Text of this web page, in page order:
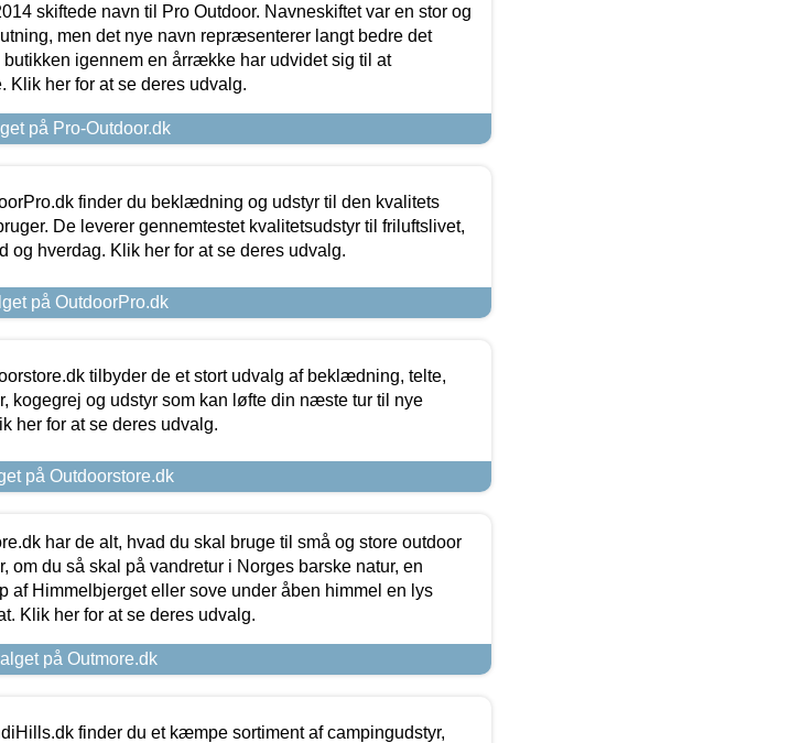
skiftede navn til Pro Outdoor. Navneskiftet var en stor og
men det nye navn repræsenterer langt bedre det
butikken igennem en årrække har udvidet sig til at
Klik her for at se deres udvalg.
på Pro-Outdoor.dk
finder du beklædning og udstyr til den kvalitets
De leverer gennemtestet kvalitetsudstyr til friluftslivet,
og hverdag. Klik her for at se deres udvalg.
på OutdoorPro.dk
tilbyder de et stort udvalg af beklædning, telte,
kogegrej og udstyr som kan løfte din næste tur til nye
her for at se deres udvalg.
på Outdoorstore.dk
har de alt, hvad du skal bruge til små og store outdoor
om du så skal på vandretur i Norges barske natur, en
af Himmelbjerget eller sove under åben himmel en lys
Klik her for at se deres udvalg.
på Outmore.dk
finder du et kæmpe sortiment af campingudstyr,